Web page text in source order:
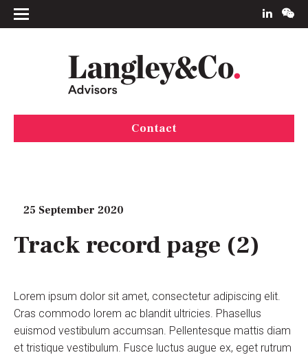
Contact
25 September 2020
Track record page (2)
Lorem ipsum dolor sit amet, consectetur adipiscing elit.
Cras commodo lorem ac blandit ultricies. Phasellus
euismod vestibulum accumsan. Pellentesque mattis diam
et tristique vestibulum. Fusce luctus augue ex, eget rutrum